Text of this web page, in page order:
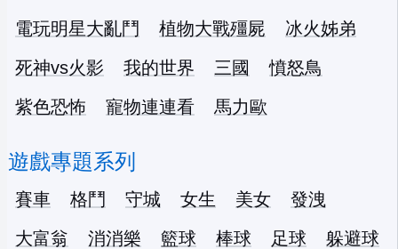
電玩明星大亂鬥
植物大戰殭屍
冰火姊弟
死神vs火影
我的世界 三國
憤怒鳥
紫色恐怖
寵物連連看 馬力歐
遊戲專題系列
賽車 格鬥 守城 女生 美女
發洩
大富翁
消消樂 籃球 棒球 足球
躲避球